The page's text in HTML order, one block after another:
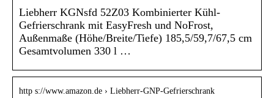
Liebherr KGNsfd 52Z03 Kombinierter Kühl-
Gefrierschrank mit EasyFresh und NoFrost,
Außenmaße (Höhe/Breite/Tiefe) 185,5/59,7/67,5 cm
Gesamtvolumen 330 l …
http s://www.amazon.de › Liebherr-GNP-Gefrierschrank